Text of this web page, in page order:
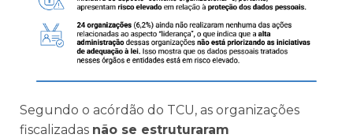
Segundo o acórdão do TCU, as organizações
fiscalizadas não se estruturaram